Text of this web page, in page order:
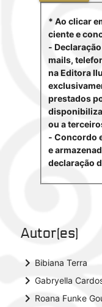
* Ao clicar
ciente e
-
mails,
na Editora
prestados
ou a
- Concordo
e
declaração
Autor(es)
keyboard_arrow_right Bibiana Terra
keyboard_arrow_right Gabryella
keyboard_arrow_right Roana Funke